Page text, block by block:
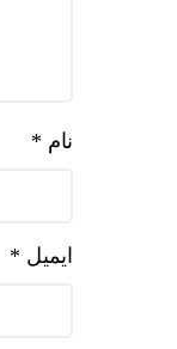
نام *
ایمیل *